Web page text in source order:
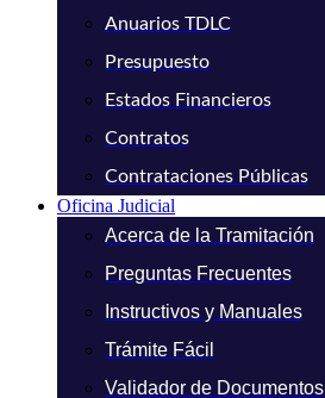
Anuarios TDLC
Presupuesto
Estados Financieros
Contratos
Contrataciones Públicas
Oficina Judicial
Acerca de la Tramitación
Preguntas Frecuentes
Instructivos y Manuales
Trámite Fácil
Validador de Documentos